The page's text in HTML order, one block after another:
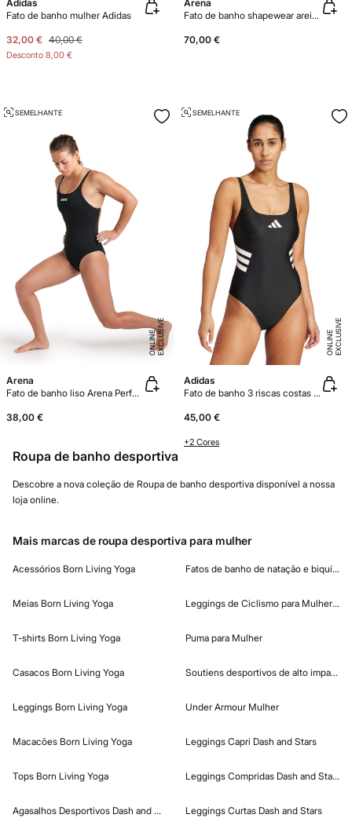
Adidas
Fato de banho mulher Adidas
32,00 € 40,00 €
Desconto 8,00 €
Arena
Fato de banho shapewear areia para mulher Jewel R
70,00 €
E
X
C
L
U
SI
V
E
O
N
LI
N
E
SEMELHANTE
Arena
Fato de banho liso Arena Performance para mulher Swim Pro Team
38,00 €
E
X
C
L
U
SI
V
E
O
N
LI
N
E
SEMELHANTE
Adidas
Fato de banho 3 riscas costas em U
45,00 €
+2 Cores
Roupa de banho desportiva
Descobre a nova coleção de Roupa de banho desportiva disponível a nossa
loja online.
Mais marcas de roupa desportiva para mulher
Acessórios Born Living Yoga
Meias Born Living Yoga
T-shirts Born Living Yoga
Casacos Born Living Yoga
Leggings Born Living Yoga
Macacões Born Living Yoga
Tops Born Living Yoga
Agasalhos Desportivos Dash and Stars
Fatos de banho de natação e biquínis
Leggings de Ciclismo para Mulher
Puma para Mulher
Soutiens desportivos de alto impacto
Under Armour Mulher
Leggings Capri Dash and Stars
Leggings Compridas Dash and Stars
Leggings Curtas Dash and Stars